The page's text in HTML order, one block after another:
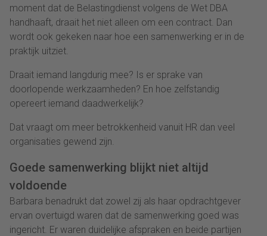
moment dat de Belastingdienst volgens de Wet DBA
handhaaft, draait het niet alleen om een contract. Dan
wordt ook gekeken naar hoe een samenwerking er in de
praktijk uitziet.
Draait iemand langdurig mee? Is er sprake van
doorlopende werkzaamheden? En hoe zelfstandig
opereert iemand daadwerkelijk?
Dat vraagt om meer betrokkenheid vanuit HR dan veel
organisaties gewend zijn.
Goede samenwerking blijkt niet altijd
voldoende
Barbara benadrukt dat zowel zij als haar opdrachtgever
ervan overtuigd waren dat de samenwerking goed was
ingericht. Er waren duidelijke afspraken en beide partijen